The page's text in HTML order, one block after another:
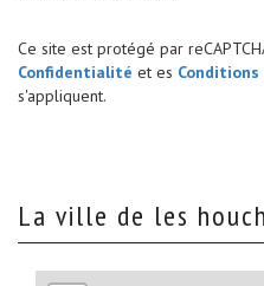
Ce site est protégé par
Confidentialité et es
s'appliquent.
la ville de les